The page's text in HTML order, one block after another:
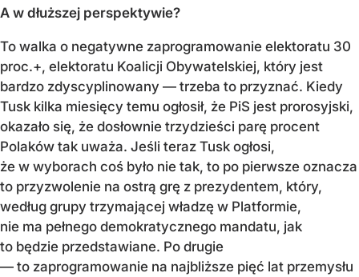
A w dłuższej perspektywie?
To walka o negatywne zaprogramowanie elektoratu 30
proc.+, elektoratu Koalicji Obywatelskiej, który jest
bardzo zdyscyplinowany — trzeba to przyznać. Kiedy
Tusk kilka miesięcy temu ogłosił, że PiS jest prorosyjski,
okazało się, że dosłownie trzydzieści parę procent
Polaków tak uważa. Jeśli teraz Tusk ogłosi,
że w wyborach coś było nie tak, to po pierwsze oznacza
to przyzwolenie na ostrą grę z prezydentem, który,
według grupy trzymającej władzę w Platformie,
nie ma pełnego demokratycznego mandatu, jak
to będzie przedstawiane. Po drugie
— to zaprogramowanie na najbliższe pięć lat przemysłu